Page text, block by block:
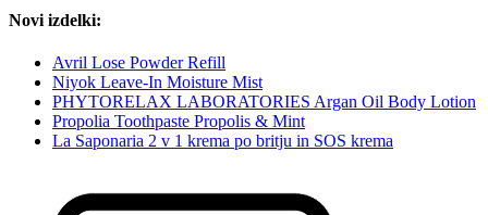
Novi izdelki:
Avril Lose Powder Refill
Niyok Leave-In Moisture Mist
PHYTORELAX LABORATORIES Argan Oil Body Lotion
Propolia Toothpaste Propolis & Mint
La Saponaria 2 v 1 krema po britju in SOS krema